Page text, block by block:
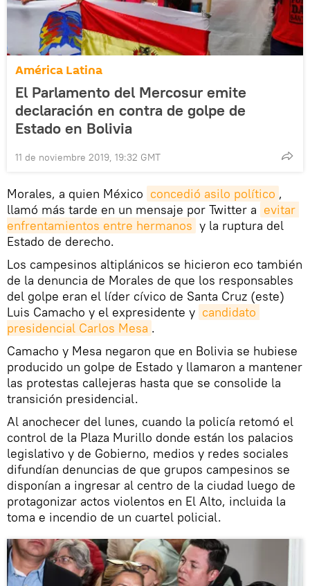
América Latina
El Parlamento del Mercosur emite
declaración en contra de golpe de
Estado en Bolivia
11 de noviembre 2019, 19:32 GMT
Morales, a quien México concedió asilo político ,
llamó más tarde en un mensaje por Twitter a evitar
enfrentamientos entre hermanos y la ruptura del
Estado de derecho.
Los campesinos altiplánicos se hicieron eco también
de la denuncia de Morales de que los responsables
del golpe eran el líder cívico de Santa Cruz (este)
Luis Camacho y el expresidente y candidato
presidencial Carlos Mesa .
Camacho y Mesa negaron que en Bolivia se hubiese
producido un golpe de Estado y llamaron a mantener
las protestas callejeras hasta que se consolide la
transición presidencial.
Al anochecer del lunes, cuando la policía retomó el
control de la Plaza Murillo donde están los palacios
legislativo y de Gobierno, medios y redes sociales
difundían denuncias de que grupos campesinos se
disponían a ingresar al centro de la ciudad luego de
protagonizar actos violentos en El Alto, incluida la
toma e incendio de un cuartel policial.